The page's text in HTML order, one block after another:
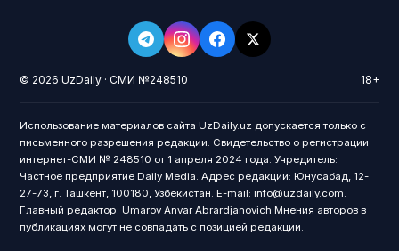
© 2026 UzDaily · СМИ №248510 18+
Использование материалов сайта UzDaily.uz допускается только с
письменного разрешения редакции. Свидетельство о регистрации
интернет-СМИ № 248510 от 1 апреля 2024 года. Учредитель:
Частное предприятие Daily Media. Адрес редакции: Юнусабад, 12-
27-73, г. Ташкент, 100180, Узбекистан. E-mail: info@uzdaily.com.
Главный редактор: Umarov Anvar Abrardjanovich Мнения авторов в
публикациях могут не совпадать с позицией редакции.